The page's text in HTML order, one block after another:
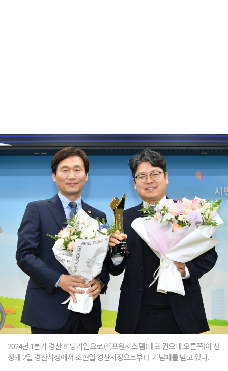
2024년 1분기 경산 희망기업으로 ㈜포원시스템(대표 권오대,오른쪽)이 선
정돼 2일 경산시청에서 조현일 경산시장으로부터 기념패를 받고 있다.